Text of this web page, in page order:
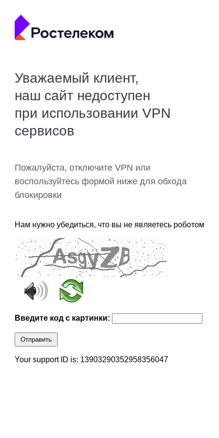
Уважаемый клиент,
наш сайт недоступен
при использовании VPN
сервисов
Пожалуйста, отключите VPN или
воспользуйтесь формой ниже для обхода
блокировки
Нам нужно убедиться, что вы не являетесь роботом
Введите код с картинки:
Отправить
Your support ID is: 13903290352958356047